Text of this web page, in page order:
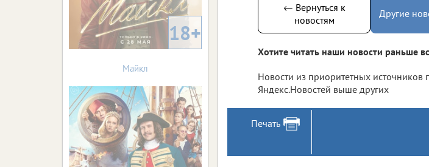
← Вернуться к
новостям
Другие
Хотите читать наши новости раньше
Новости из приоритетных источников
Яндекс.Новостей выше других
Печать
18+
Майкл